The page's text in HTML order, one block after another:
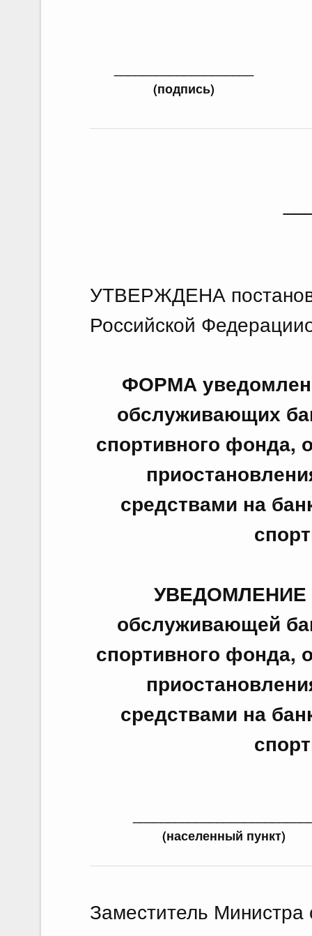
(подпись)
УТВЕРЖДЕНА
Российской
ФОРМА
обслуживающих
спортивного фонда,
средствами на
УВЕДОМЛЕНИЕ
обслуживающей
спортивного фонда,
средствами на
(населенный пункт)
Заместитель
осуществление частной